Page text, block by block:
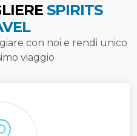
SPIRITS
con noi e rendi unico
viaggio